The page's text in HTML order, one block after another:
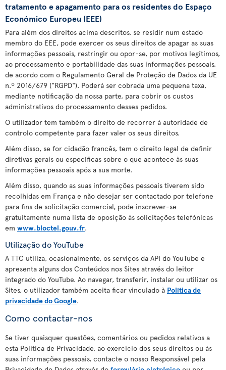
tratamento e apagamento para os residentes do Espaço
Económico Europeu (EEE)
Para além dos direitos acima descritos, se residir num estado
membro do EEE, pode exercer os seus direitos de apagar as suas
informações pessoais, restringir ou opor-se, por motivos legítimos,
ao processamento e portabilidade das suas informações pessoais,
de acordo com o Regulamento Geral de Proteção de Dados da UE
n.º 2016/679 ("RGPD"). Poderá ser cobrada uma pequena taxa,
mediante notificação da nossa parte, para cobrir os custos
administrativos do processamento desses pedidos.
O utilizador tem também o direito de recorrer à autoridade de
controlo competente para fazer valer os seus direitos.
Além disso, se for cidadão francês, tem o direito legal de definir
diretivas gerais ou específicas sobre o que acontece às suas
informações pessoais após a sua morte.
Além disso, quando as suas informações pessoais tiverem sido
recolhidas em França e não desejar ser contactado por telefone
para fins de solicitação comercial, pode inscrever-se
gratuitamente numa lista de oposição às solicitações telefónicas
em www.bloctel.gouv.fr.
Utilização do YouTube
A TTC utiliza, ocasionalmente, os serviços da API do YouTube e
apresenta alguns dos Conteúdos nos Sites através do leitor
integrado do YouTube. Ao navegar, transferir, instalar ou utilizar os
Sites, o utilizador também aceita ficar vinculado à Política de
privacidade do Google.
Como contactar-nos
Se tiver quaisquer questões, comentários ou pedidos relativos a
esta Política de Privacidade, ao exercício dos seus direitos ou às
suas informações pessoais, contacte o nosso Responsável pela